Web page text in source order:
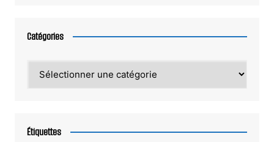
Catégories
Étiquettes